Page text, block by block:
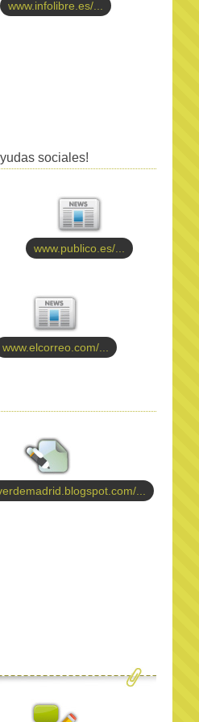
www.infolibre.es/...
sociales!
www.publico.es/...
www.elcorreo.com/...
...